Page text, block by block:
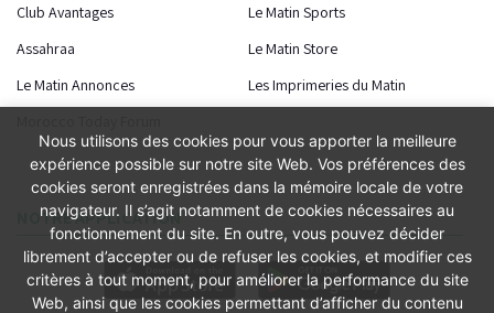
Club Avantages
Le Matin Sports
Assahraa
Le Matin Store
Le Matin Annonces
Les Imprimeries du Matin
NOTRE APPLICATION
Nous utilisons des cookies pour vous apporter la meilleure
expérience possible sur notre site Web. Vos préférences des
cookies seront enregistrées dans la mémoire locale de votre
navigateur. Il s’agit notamment de cookies nécessaires au
fonctionnement du site. En outre, vous pouvez décider
librement d’accepter ou de refuser les cookies, et modifier ces
critères à tout moment, pour améliorer la performance du site
Web, ainsi que les cookies permettant d’afficher du contenu